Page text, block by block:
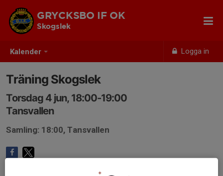
Kalender Logga in
GRYCKSBO IF OK
Skogslek
Träning Skogslek
Torsdag 4 jun, 18:00-19:00
Tansvallen
Samling: 18:00, Tansvallen